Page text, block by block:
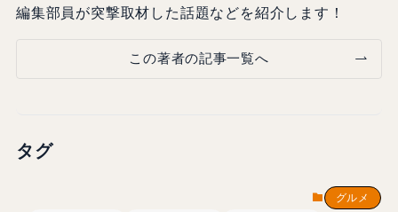
編集部員が突撃取材した話題などを紹介します！
この著者の記事一覧へ
タグ
グルメ